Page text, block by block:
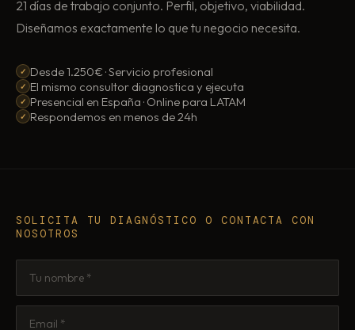
Consultoría Barcelona
Por qué fracasan
Traspasar restaurante
Mi restaurante va a cerrar
21 días de trabajo conjunto. Perfil, objetivo, viabilidad.
Diseñamos exactamente lo que tu negocio necesita.
✓ Desde 1.250€ · Servicio profesional
✓ El mismo consultor diagnostica y ejecuta
✓ Presencial en España · Online para LATAM
✓ Respondemos en menos de 24h
SOLICITA TU DIAGNÓSTICO O CONTACTA CON
NOSOTROS